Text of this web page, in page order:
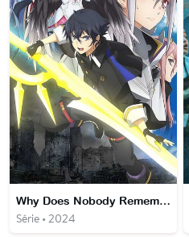
Why Does Nobody Remember Me in This World?
Série • 2024